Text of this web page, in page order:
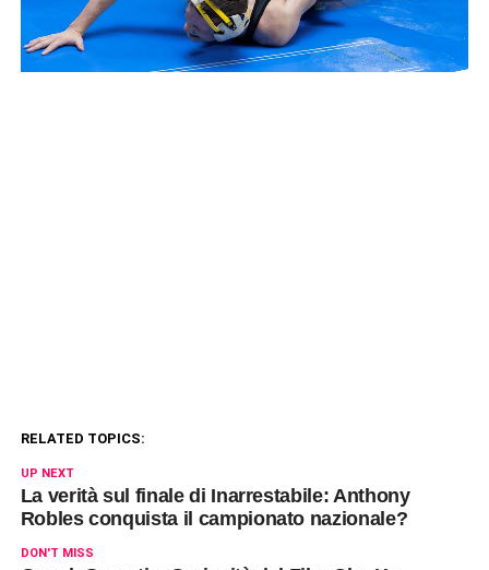
RELATED TOPICS:
UP NEXT
La verità sul finale di Inarrestabile: Anthony
Robles conquista il campionato nazionale?
DON'T MISS